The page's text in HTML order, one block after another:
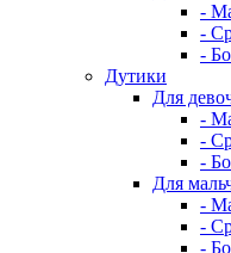
-
-
-
Дутики
Для
-
-
-
Для
-
-
-